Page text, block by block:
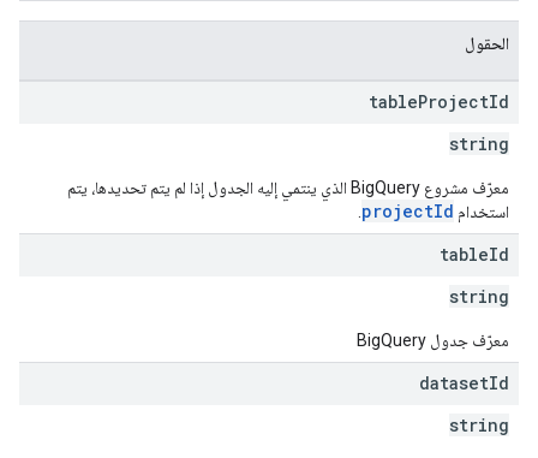
الحقول
tableProjectId
string
معرّف مشروع BigQuery الذي ينتمي إليه الجدول إذا لم يتم تحديدها، يتم
استخدام projectId
tableId
string
معرّف جدول BigQuery
datasetId
string